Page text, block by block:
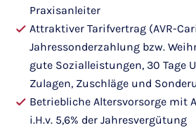
Praxisanleiter
Attraktiver Tarifvertrag (AVR-
Jahressonderzahlung bzw.
gute Sozialleistungen, 30 Tage
Zulagen, Zuschläge und
Betriebliche Altersvorsorge mit
i.H.v. 5,6% der Jahresvergütung